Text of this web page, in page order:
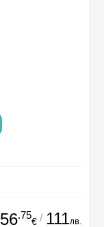
56.75
€ / 111лв.